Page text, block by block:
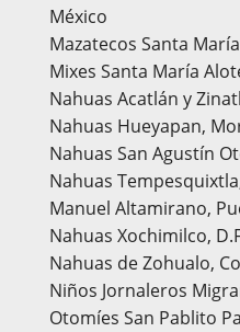
México
Mazatecos Santa
Mixes Santa María
Nahuas Acatlán y
Nahuas Hueyapan,
Nahuas San Agustín
Nahuas
Manuel Altamirano,
Nahuas Xochimilco,
Nahuas de Zohualo,
Niños Jornaleros
Otomíes San Pablito